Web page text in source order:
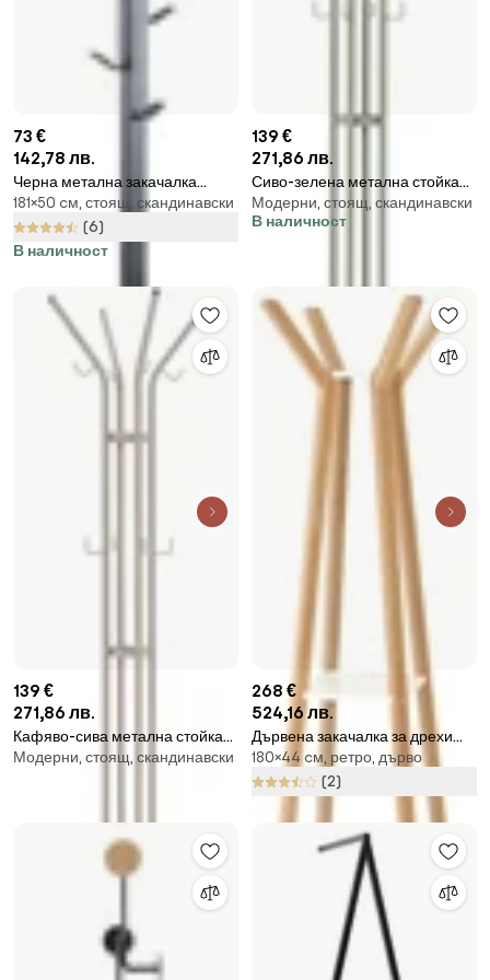
73 €
142,78 лв.
Черна метална закачалка
Vinson - Actona
181×50 cм, стоящ, скандинавски
(6)
В наличност
139 €
271,86 лв.
Сиво-зелена метална стойка
за връхни дрехи ø 40x170 cm
Jessy – Spinder Design
Модерни, стоящ, скандинавски
В наличност
139 €
271,86 лв.
Кафяво-сива метална стойка
за връхни дрехи ø 40x170 cm
Модерни, стоящ, скандинавски
268 €
524,16 лв.
Дървена закачалка за дрехи
Everest - Woodman
180×44 cм, ретро, дърво
(2)